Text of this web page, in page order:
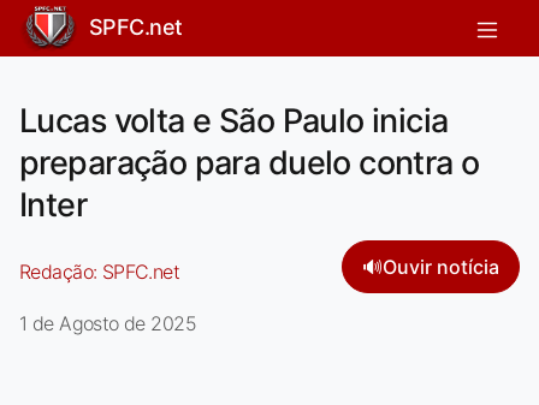
SPFC.net
Lucas volta e São Paulo inicia
preparação para duelo contra o
Inter
Redação: SPFC.net 🔊Ouvir notícia
1 de Agosto de 2025